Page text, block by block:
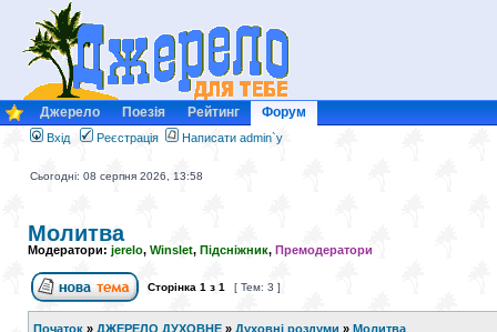
Джерело Поезія Рейтинг Форум
Вхід Реєстрація Написати admin`у
Сьогодні: 08 серпня 2026, 13:58
Молитва
Модератори: jerelo, Winslet, Підсніжник, Премодератори
Сторінка 1 з 1 [ Тем: 3 ]
Початок » ДЖЕРЕЛО ДУХОВНЕ » Духовні роздуми » Молитва